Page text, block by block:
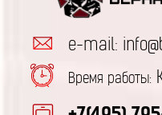
e-mail:
Время работы: